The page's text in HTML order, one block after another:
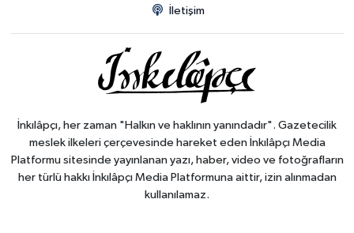
İletişim
İnkılâpçı, her zaman "Halkın ve haklının yanındadır". Gazetecilik
meslek ilkeleri çerçevesinde hareket eden İnkılâpçı Media
Platformu sitesinde yayınlanan yazı, haber, video ve fotoğrafların
her türlü hakkı İnkılâpçı Media Platformuna aittir, izin alınmadan
kullanılamaz.